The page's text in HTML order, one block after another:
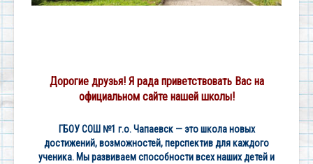
Дорогие друзья! Я рада приветствовать Вас на
официальном сайте нашей школы!
ГБОУ СОШ №1 г.о. Чапаевск — это школа новых
достижений, возможностей, перспектив для каждого
ученика. Мы развиваем способности всех наших детей и